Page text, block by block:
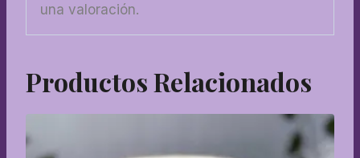
una valoración.
Productos Relacionados